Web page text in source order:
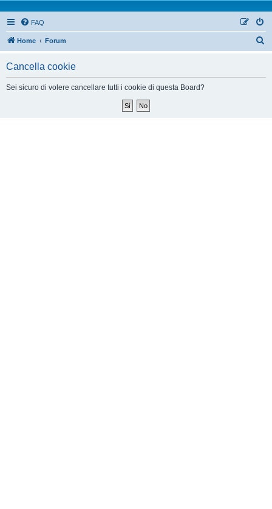
FAQ
Home Forum
Cancella cookie
Sei sicuro di volere cancellare tutti i cookie di questa Board?